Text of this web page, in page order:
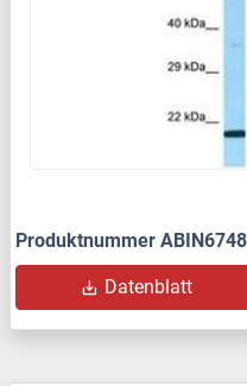
Produktnummer
Datenblatt